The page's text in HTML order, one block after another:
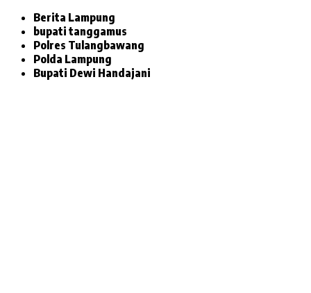
Berita Lampung
bupati tanggamus
Polres Tulangbawang
Polda Lampung
Bupati Dewi Handajani